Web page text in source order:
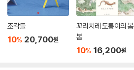
조각들
10% 20,700원
꼬리치레 도롱이의 봄
봄
10% 16,200원